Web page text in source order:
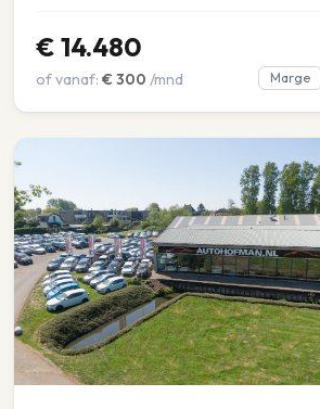
€ 14.480
of vanaf: € 300 /mnd Marge